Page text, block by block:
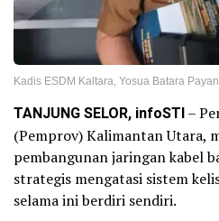
Kadis ESDM Kaltara, Yosua Batara
TANJUNG SELOR, infoSTI–
(Pemprov) Kalimantan Utara,
pembangunan jaringan kabel
strategis mengatasi sistem
selama ini berdiri sendiri.